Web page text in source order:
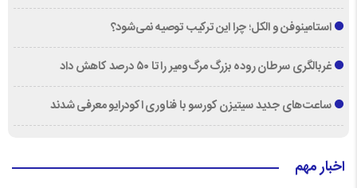
استامینوفن و الکل؛ چرا این ترکیب توصیه نمی‌شود؟
غربالگری سرطان روده بزرگ مرگ‌ومیر را تا ۵۰ درصد کاهش داد
ساعت‌های جدید سیتیزن کورسو با فناوری اکودرایو معرفی شدند
اخبار مهم